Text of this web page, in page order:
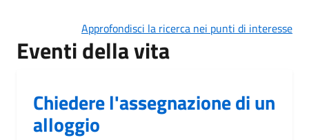
Approfondisci la ricerca nei punti di interesse
Eventi della vita
Chiedere l'assegnazione di un
alloggio